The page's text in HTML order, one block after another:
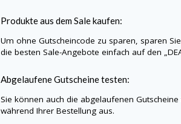
Produkte aus dem Sale kaufen:
Um ohne Gutscheincode zu sparen, sparen
die besten Sale-Angebote einfach auf den
Abgelaufene Gutscheine testen:
Sie können auch die abgelaufenen
während Ihrer Bestellung aus.